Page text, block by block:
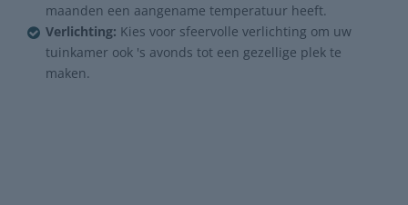
maanden een aangename temperatuur heeft.
Verlichting: Kies voor sfeervolle verlichting om uw
tuinkamer ook 's avonds tot een gezellige plek te
maken.